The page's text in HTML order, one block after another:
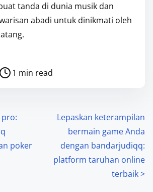
tanda di dunia musik dan
abadi untuk dinikmati oleh
1 min read
poker
Lepaskan keterampilan
bermain game Anda
dengan bandarjudiqq:
platform taruhan online
terbaik>